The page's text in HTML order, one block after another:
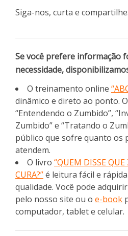
Siga-nos, curta e compartilhe.
Se você prefere informação
necessidade,
O treinamento online
dinâmico e direto ao ponto.
“Entendendo o Zumbido”,
Zumbido” e “Tratando o
público que sofre quanto os
atendem.
O livro “QUEM DISSE
CURA?”é leitura fácil e
qualidade. Você pode
pelo nosso site ou o e-book
computador, tablet e celular.